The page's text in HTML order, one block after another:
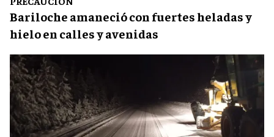
Bariloche amaneció con fuertes heladas y
hielo en calles y avenidas